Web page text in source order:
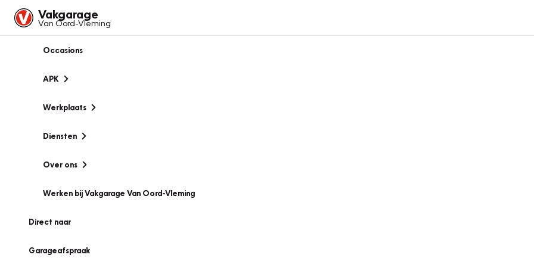
Vakgarage
Van Oord-Vleming
Occasions
APK
Werkplaats
Diensten
Over ons
Werken bij Vakgarage Van Oord-Vleming
Direct naar
Garageafspraak